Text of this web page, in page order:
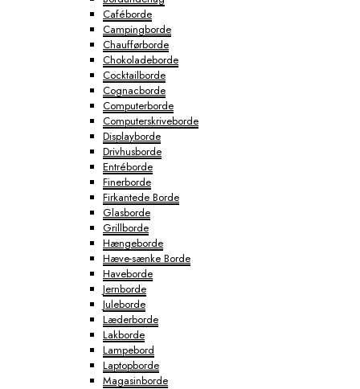
Caféborde
Campingborde
Chaufførborde
Chokoladeborde
Cocktailborde
Cognacborde
Computerborde
Computerskriveborde
Displayborde
Drivhusborde
Entréborde
Finerborde
Firkantede Borde
Glasborde
Grillborde
Hængeborde
Hæve-sænke Borde
Haveborde
Jernborde
Juleborde
Læderborde
Lakborde
Lampebord
Laptopborde
Magasinborde